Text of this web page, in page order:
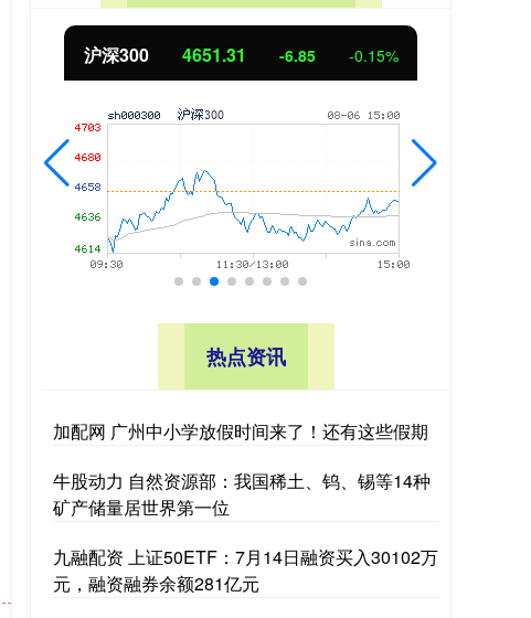
北证50 1122.88 3.42 0.30%
热点资讯
加配网 广州中小学放假时间来了！还有这些假期
牛股动力 自然资源部：我国稀土、钨、锡等14种
矿产储量居世界第一位
九融配资 上证50ETF：7月14日融资买入30102万
元，融资融券余额281亿元